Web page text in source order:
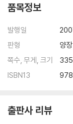
품목정보
발행일
판형
양장
쪽수, 무게, 크기
ISBN13
출판사 리뷰